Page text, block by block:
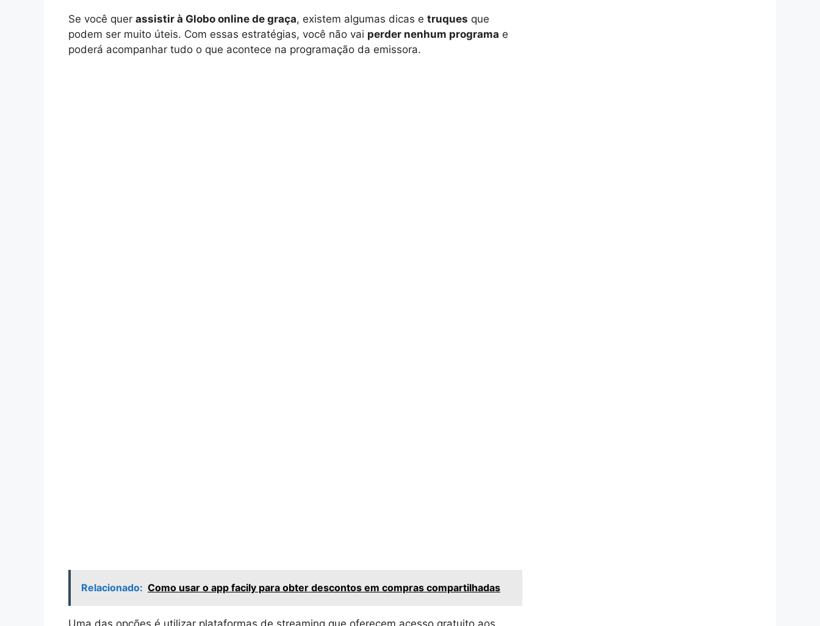
Se você quer assistir à Globo online de graça, existem algumas dicas e truques que
podem ser muito úteis. Com essas estratégias, você não vai perder nenhum programa e
poderá acompanhar tudo o que acontece na programação da emissora.
Relacionado: Como usar o app facily para obter descontos em compras compartilhadas
Uma das opções é utilizar plataformas de streaming que oferecem acesso gratuito aos